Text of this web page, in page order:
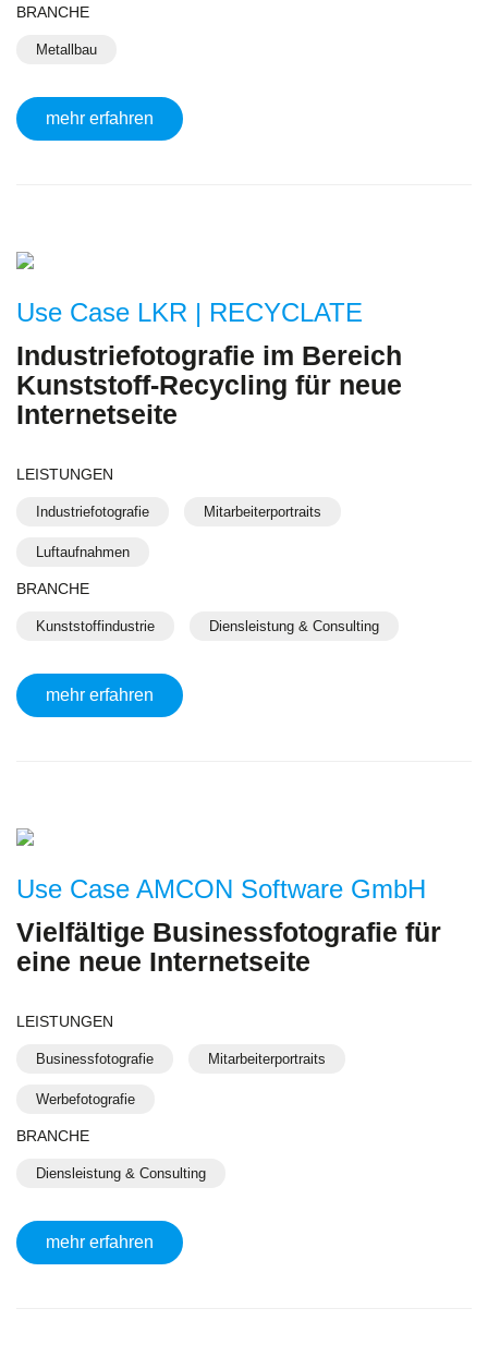
BRANCHE
Metallbau
mehr erfahren
Use Case LKR | RECYCLATE
Industriefotografie im Bereich
Kunststoff-Recycling für neue
Internetseite
LEISTUNGEN
Industriefotografie Mitarbeiterportraits
Luftaufnahmen
BRANCHE
Kunststoffindustrie Diensleistung & Consulting
mehr erfahren
Use Case AMCON Software GmbH
Vielfältige Businessfotografie für
eine neue Internetseite
LEISTUNGEN
Businessfotografie Mitarbeiterportraits
Werbefotografie
BRANCHE
Diensleistung & Consulting
mehr erfahren